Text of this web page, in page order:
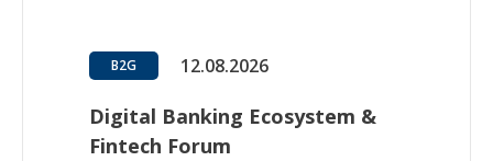
B2G 12.08.2026
Digital Banking Ecosystem &
Fintech Forum